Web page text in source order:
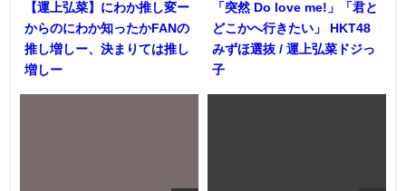
【運上弘菜】にわか推し変ー
からのにわか知ったかFANの
推し増しー、決まりては推し
増しー
「突然 Do love me!」「君と
どこかへ行きたい」 HKT48
みずほ選抜 / 運上弘菜ドジっ
子